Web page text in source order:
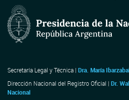
Secretaría Legal y Técnica | Dra. María
Dirección Nacional del Registro Oficial | Dr.
Nacional